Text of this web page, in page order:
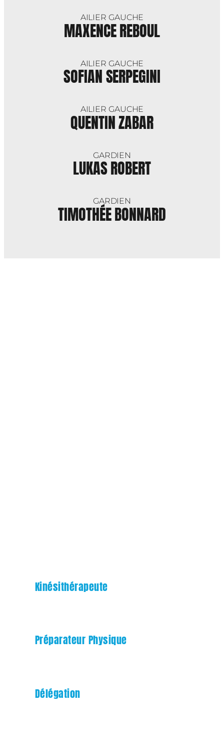
AILIER GAUCHE
MAXENCE REBOUL
AILIER GAUCHE
SOFIAN SERPEGINI
AILIER GAUCHE
QUENTIN ZABAR
GARDIEN
LUKAS ROBERT
GARDIEN
TIMOTHÉE BONNARD
Kinésithérapeute
Préparateur Physique
Délégation